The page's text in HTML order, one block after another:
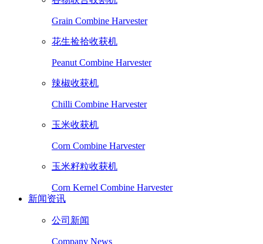
Grain Combine Harvester
花生捡拾收获机
Peanut Combine Harvester
辣椒收获机
Chilli Combine Harvester
玉米收获机
Corn Combine Harvester
玉米籽粒收获机
Corn Kernel Combine Harvester
新闻资讯
公司新闻
Company News